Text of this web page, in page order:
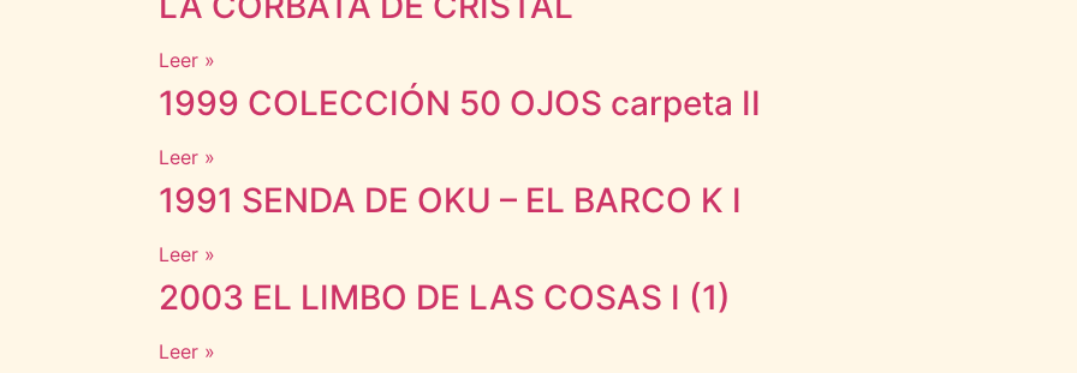
Leer »
1999 COLECCIÓN 50 OJOS carpeta II
Leer »
1991 SENDA DE OKU – EL BARCO K I
Leer »
2003 EL LIMBO DE LAS COSAS I (1)
Leer »